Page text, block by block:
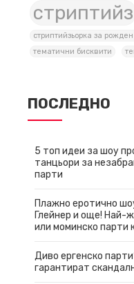
стриптийз
стриптийзьорка за
тематични бисквити
ПОСЛЕДНО
5 топ идеи за шоу
танцьори за
парти
Плажно еротично
Глейнер и още! Най-
или моминско парти
Диво ергенско
гарантират